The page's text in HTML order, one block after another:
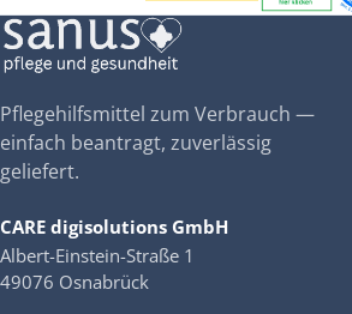
Pflegehilfsmittel zum Verbrauch —
einfach beantragt, zuverlässig
geliefert.
CARE digisolutions GmbH
Albert-Einstein-Straße 1
49076 Osnabrück